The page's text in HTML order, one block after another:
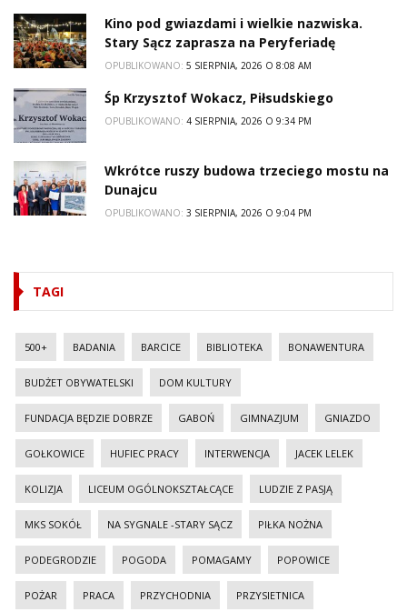
Kino pod gwiazdami i wielkie nazwiska.
Stary Sącz zaprasza na Peryferiadę
OPUBLIKOWANO: 5 SIERPNIA, 2026 O 8:08 AM
Śp Krzysztof Wokacz, Piłsudskiego
OPUBLIKOWANO: 4 SIERPNIA, 2026 O 9:34 PM
Wkrótce ruszy budowa trzeciego mostu na
Dunajcu
OPUBLIKOWANO: 3 SIERPNIA, 2026 O 9:04 PM
TAGI
500+ BADANIA BARCICE BIBLIOTEKA BONAWENTURA
BUDŻET OBYWATELSKI DOM KULTURY
FUNDACJA BĘDZIE DOBRZE GABOŃ GIMNAZJUM GNIAZDO
GOŁKOWICE HUFIEC PRACY INTERWENCJA JACEK LELEK
KOLIZJA LICEUM OGÓLNOKSZTAŁCĄCE LUDZIE Z PASJĄ
MKS SOKÓŁ NA SYGNALE -STARY SĄCZ PIŁKA NOŻNA
PODEGRODZIE POGODA POMAGAMY POPOWICE
POŻAR PRACA PRZYCHODNIA PRZYSIETNICA